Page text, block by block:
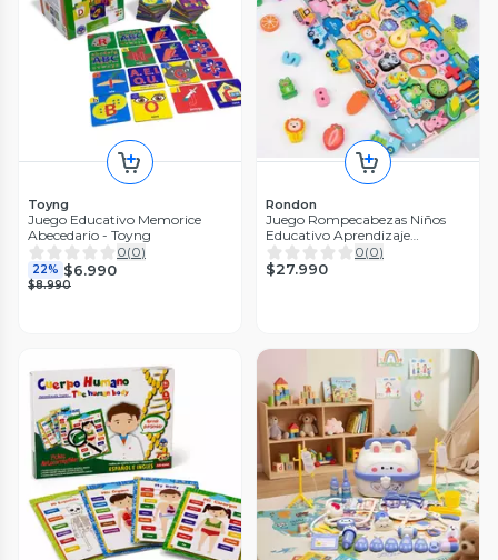
Toyng
Juego Educativo Memorice
Abecedario - Toyng
0(0)
22% $6.990
$8.990
Rondon
Juego Rompecabezas Niños
Educativo Aprendizaje
Diversion Jer 0(0)
$27.990